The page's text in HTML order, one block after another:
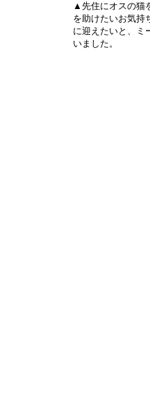
▲先住にオスの猫
を助けたいお気持
に迎えたいと、ミ
いました。